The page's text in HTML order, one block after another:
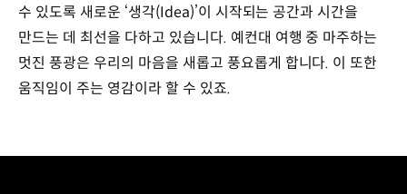
수 있도록 새로운 ‘생각(Idea)’이 시작되는 공간과 시간을
만드는 데 최선을 다하고 있습니다. 예컨대 여행 중 마주하는
멋진 풍광은 우리의 마음을 새롭고 풍요롭게 합니다. 이 또한
움직임이 주는 영감이라 할 수 있죠.